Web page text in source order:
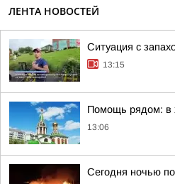
ЛЕНТА НОВОСТЕЙ
Ситуация с
13:15
Помощь рядом: в
13:06
Сегодня ночью